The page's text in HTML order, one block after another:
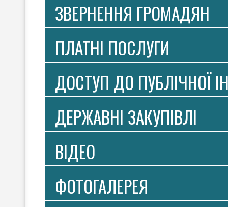
ЗВЕРНЕННЯ ГРОМАДЯН
ПЛАТНI ПОСЛУГИ
ДОСТУП ДО ПУБЛІЧНОЇ
ДЕРЖАВНІ ЗАКУПІВЛІ
ВIДЕО
ФОТОГАЛЕРЕЯ